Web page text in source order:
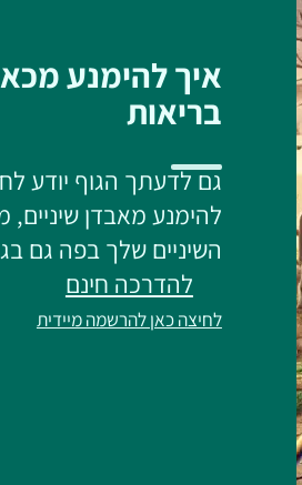
איך להימנע
בריאות
גם לדעתך הגוף יודע
להימנע מאבדן שיניים,
השיניים שלך בפה גם
להדרכה חינם
לחיצה כאן להרשמה מיידית